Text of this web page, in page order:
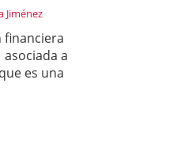
Jiménez
financiera
a
es una